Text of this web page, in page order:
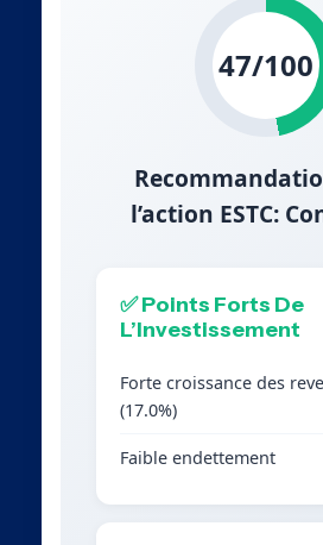
47/100
l’action ESTC:
✅ Points Forts De
L’Investissement
Forte croissance des
(17.0%)
Faible endettement